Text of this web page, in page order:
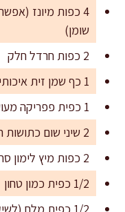
4 כפות מיונז
שומן)
2 כפות חרדל חלק
1 כף שמן זית איכותי
1 כפית פפריקה מעושנת
2 שיני שום כתושות היטב
2 כפות מיץ לימון סחוט טרי
1/2 כפית כמון טחון
1/2 כפית מלח